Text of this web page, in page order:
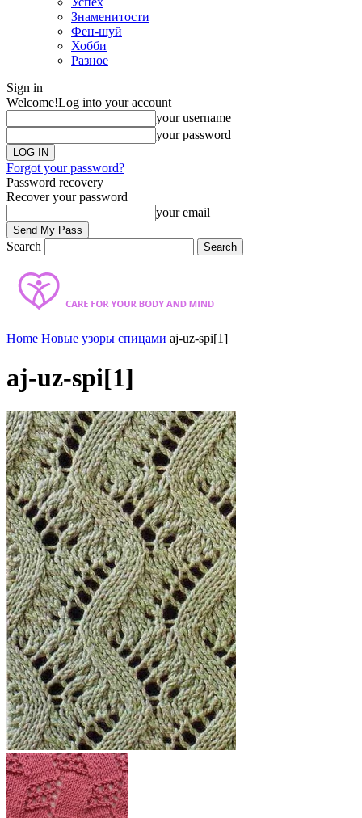
Знаменитости
Фен-шуй
Хобби
Разное
Sign in
Welcome!Log into your account
your username
your password
Forgot your password?
Password recovery
Recover your password
your email
Search
Home Новые узоры спицами aj-uz-spi[1]
aj-uz-spi[1]